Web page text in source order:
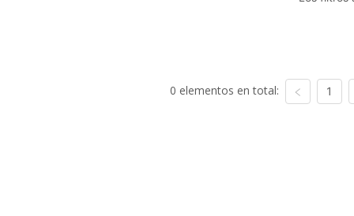
0 elementos en total: 1